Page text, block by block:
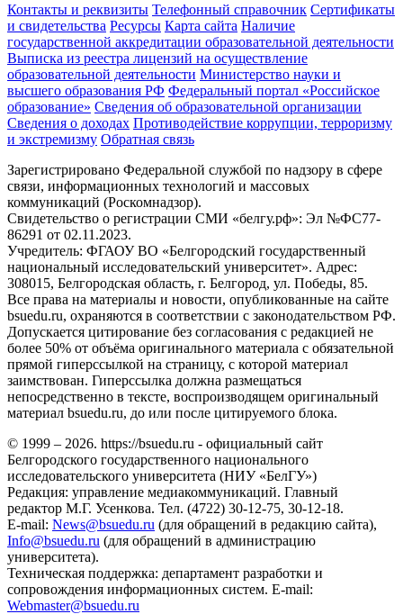
Контакты и реквизиты Телефонный справочник Сертификаты
и свидетельства Ресурсы Карта сайта Наличие
государственной аккредитации образовательной деятельности
Выписка из реестра лицензий на осуществление
образовательной деятельности Министерствo науки и
высшего образования РФ Федеральный портал «Российское
образование» Сведения об образовательной организации
Сведения о доходах Противодействие коррупции, терроризму
и экстремизму Обратная связь
Зарегистрировано Федеральной службой по надзору в сфере
связи, информационных технологий и массовых
коммуникаций (Роскомнадзор).
Свидетельство о регистрации СМИ «белгу.рф»: Эл №ФС77-
86291 от 02.11.2023.
Учредитель: ФГАОУ ВО «Белгородский государственный
национальный исследовательский университет». Адрес:
308015, Белгородская область, г. Белгород, ул. Победы, 85.
Все права на материалы и новости, опубликованные на сайте
bsuedu.ru, охраняются в соответствии с законодательством РФ.
Допускается цитирование без согласования с редакцией не
более 50% от объёма оригинального материала с обязательной
прямой гиперссылкой на страницу, с которой материал
заимствован. Гиперссылка должна размещаться
непосредственно в тексте, воспроизводящем оригинальный
материал bsuedu.ru, до или после цитируемого блока.
© 1999 – 2026. https://bsuedu.ru - официальный сайт
Белгородского государственного национального
исследовательского университета (НИУ «БелГУ»)
Редакция: управление медиакоммуникаций. Главный
редактор М.Г. Усенкова. Тел. (4722) 30-12-75, 30-12-18.
E-mail: News@bsuedu.ru (для обращений в редакцию сайта),
Info@bsuedu.ru (для обращений в администрацию
университета).
Техническая поддержка: департамент разработки и
сопровождения информационных систем. E-mail:
Webmaster@bsuedu.ru